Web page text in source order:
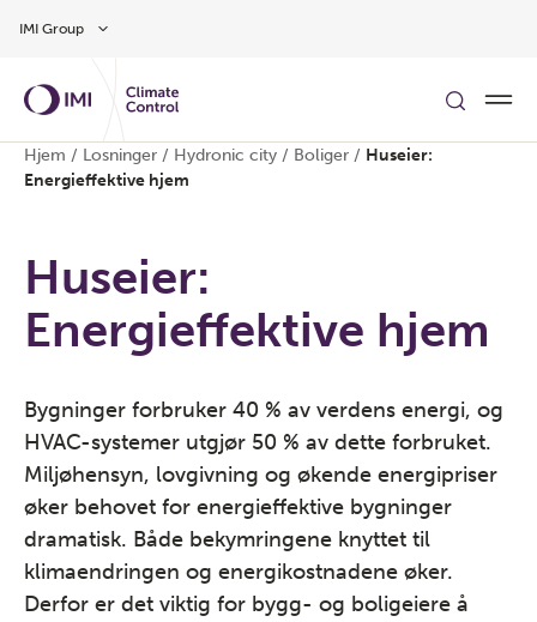
IMI Group
Hjem / Losninger / Hydronic city / Boliger / Huseier:
Energieffektive hjem
Huseier:
Energieffektive hjem
Bygninger forbruker 40 % av verdens energi, og
HVAC-systemer utgjør 50 % av dette forbruket.
Miljøhensyn, lovgivning og økende energipriser
øker behovet for energieffektive bygninger
dramatisk. Både bekymringene knyttet til
klimaendringen og energikostnadene øker.
Derfor er det viktig for bygg- og boligeiere å